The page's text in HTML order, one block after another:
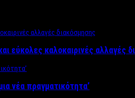
εύκολες καλοκαιρινές αλλαγές
νέα πραγματικότητα’